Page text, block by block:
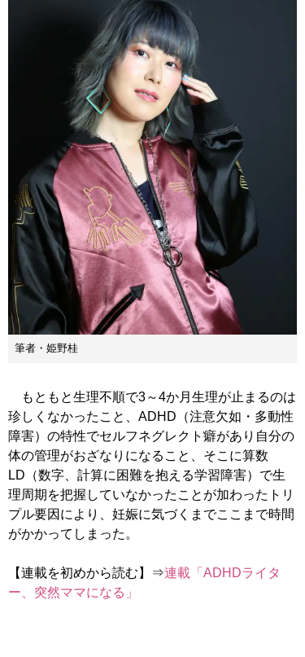
筆者・姫野桂
もともと生理不順で3～4か月生理が止まるのは
珍しくなかったこと、ADHD（注意欠如・多動性
障害）の特性でセルフネグレクト癖があり自分の
体の管理がおざなりになること、そこに算数
LD（数字、計算に困難を抱える学習障害）で生
理周期を把握していなかったことが加わったトリ
プル要因により、妊娠に気づくまでここまで時間
がかかってしまった。
【連載を初めから読む】⇒連載「ADHDライタ
ー、突然ママになる」